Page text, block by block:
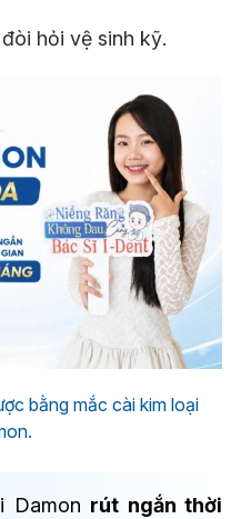
hỏi vệ sinh kỹ.
bằng mắc cài kim loại
Damon rút ngắn thời